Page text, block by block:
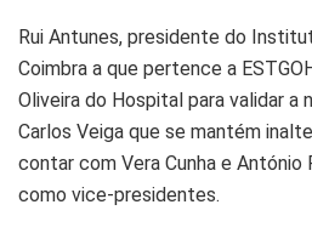
Rui Antunes, presidente do
Coimbra a que pertence a
Oliveira do Hospital para validar a
Carlos Veiga que se mantém
contar com Vera Cunha e António
como vice-presidentes.